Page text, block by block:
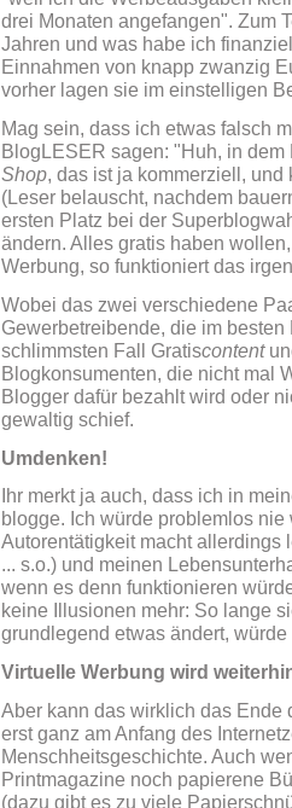
drei Monaten angefangen". Zum
Jahren und was habe ich
Einnahmen von knapp zwanzig
vorher lagen sie im einstelligen
Mag sein, dass ich etwas falsch
BlogLESER sagen: "Huh, in
Shop, das ist ja kommerziell,
(Leser belauscht, nachdem
ersten Platz bei der
ändern. Alles gratis haben
Werbung, so funktioniert das
Wobei das zwei verschiedene
Gewerbetreibende, die im
schlimmsten Fall Gratiscontent
Blogkonsumenten, die nicht mal
Blogger dafür bezahlt wird oder
gewaltig schief.
Umdenken!
Ihr merkt ja auch, dass ich in
blogge. Ich würde problemlos
Autorentätigkeit macht allerdings
... s.o.) und meinen
wenn es denn funktionieren
keine Illusionen mehr: So lange
grundlegend etwas ändert,
Virtuelle Werbung wird
Aber kann das wirklich das Ende
erst ganz am Anfang des
Menschheitsgeschichte. Auch
Printmagazine noch papierene
(dazu gibt es zu viele